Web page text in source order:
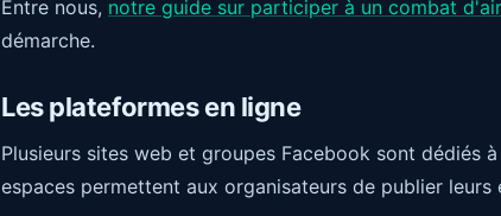
Entre nous, notre guide sur participer à un combat
démarche.
Les plateformes en ligne
Plusieurs sites web et groupes Facebook sont dédiés
espaces permettent aux organisateurs de publier leurs